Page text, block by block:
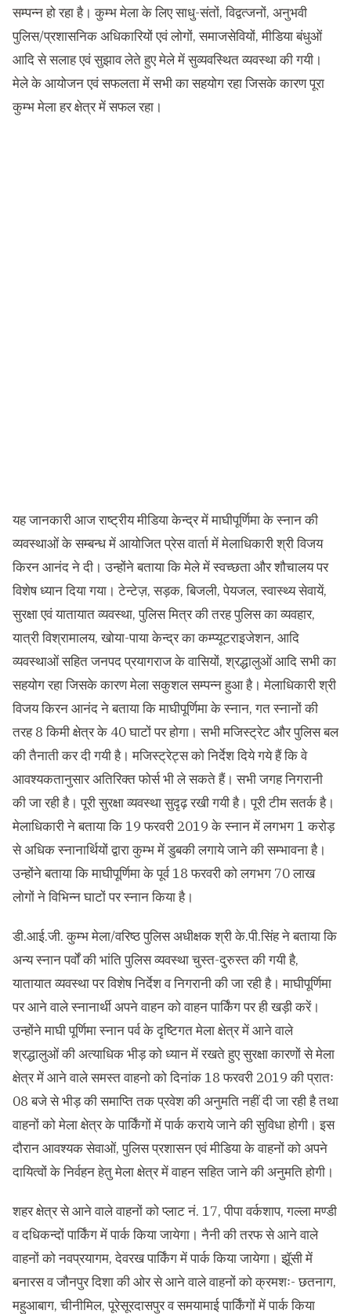
सम्पन्न हो रहा है। कुम्भ मेला के लिए साधु-संतों, विद्वत्जनों, अनुभवी
पुलिस/प्रशासनिक अधिकारियों एवं लोगों, समाजसेवियों, मीडिया बंधुओं
आदि से सलाह एवं सुझाव लेते हुए मेले में सुव्यवस्थित व्यवस्था की गयी।
मेले के आयोजन एवं सफलता में सभी का सहयोग रहा जिसके कारण पूरा
कुम्भ मेला हर क्षेत्र में सफल रहा।
यह जानकारी आज राष्ट्रीय मीडिया केन्द्र में माघीपूर्णिमा के स्नान की
व्यवस्थाओं के सम्बन्ध में आयोजित प्रेस वार्ता में मेलाधिकारी श्री विजय
किरन आनंद ने दी। उन्होंने बताया कि मेले में स्वच्छता और शौचालय पर
विशेष ध्यान दिया गया। टेन्टेज़, सड़क, बिजली, पेयजल, स्वास्थ्य सेवायें,
सुरक्षा एवं यातायात व्यवस्था, पुलिस मित्र की तरह पुलिस का व्यवहार,
यात्री विश्रामालय, खोया-पाया केन्द्र का कम्प्यूटराइजेशन, आदि
व्यवस्थाओं सहित जनपद प्रयागराज के वासियों, श्रद्धालुओं आदि सभी का
सहयोग रहा जिसके कारण मेला सकुशल सम्पन्न हुआ है। मेलाधिकारी श्री
विजय किरन आनंद ने बताया कि माघीपूर्णिमा के स्नान, गत स्नानों की
तरह 8 किमी क्षेत्र के 40 घाटों पर होगा। सभी मजिस्ट्रेट और पुलिस बल
की तैनाती कर दी गयी है। मजिस्ट्रेट्स को निर्देश दिये गये हैं कि वे
आवश्यकतानुसार अतिरिक्त फोर्स भी ले सकते हैं। सभी जगह निगरानी
की जा रही है। पूरी सुरक्षा व्यवस्था सुदृढ़ रखी गयी है। पूरी टीम सतर्क है।
मेलाधिकारी ने बताया कि 19 फरवरी 2019 के स्नान में लगभग 1 करोड़
से अधिक स्नानार्थियों द्वारा कुम्भ में डुबकी लगाये जाने की सम्भावना है।
उन्होंने बताया कि माघीपूर्णिमा के पूर्व 18 फरवरी को लगभग 70 लाख
लोगों ने विभिन्न घाटों पर स्नान किया है।
डी.आई.जी. कुम्भ मेला/वरिष्ठ पुलिस अधीक्षक श्री के.पी.सिंह ने बताया कि
अन्य स्नान पर्वों की भांति पुलिस व्यवस्था चुस्त-दुरुस्त की गयी है,
यातायात व्यवस्था पर विशेष निर्देश व निगरानी की जा रही है। माघीपूर्णिमा
पर आने वाले स्नानार्थी अपने वाहन को वाहन पार्किंग पर ही खड़ी करें।
उन्होंने माघी पूर्णिमा स्नान पर्व के दृष्टिगत मेला क्षेत्र में आने वाले
श्रद्धालुओं की अत्याधिक भीड़ को ध्यान में रखते हुए सुरक्षा कारणों से मेला
क्षेत्र में आने वाले समस्त वाहनो को दिनांक 18 फरवरी 2019 की प्रातः
08 बजे से भीड़ की समाप्ति तक प्रवेश की अनुमति नहीं दी जा रही है तथा
वाहनों को मेला क्षेत्र के पार्किंगों में पार्क कराये जाने की सुविधा होगी। इस
दौरान आवश्यक सेवाओं, पुलिस प्रशासन एवं मीडिया के वाहनों को अपने
दायित्वों के निर्वहन हेतु मेला क्षेत्र में वाहन सहित जाने की अनुमति होगी।
शहर क्षेत्र से आने वाले वाहनों को प्लाट नं. 17, पीपा वर्कशाप, गल्ला मण्डी
व दधिकन्दों पार्किंग में पार्क किया जायेगा। नैनी की तरफ से आने वाले
वाहनों को नवप्रयागम, देवरख पार्किंग में पार्क किया जायेगा। झूॅसी में
बनारस व जौनपुर दिशा की ओर से आने वाले वाहनों को क्रमशः- छतनाग,
महुआबाग, चीनीमिल, पूरेसूरदासपुर व समयामाई पार्किंगों में पार्क किया